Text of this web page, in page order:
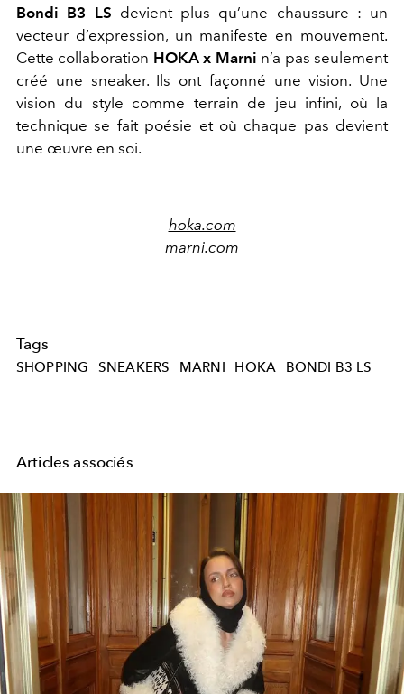
Bondi B3 LS devient plus qu’une chaussure : un
vecteur d’expression, un manifeste en mouvement.
Cette collaboration HOKA x Marni n’a pas seulement
créé une sneaker. Ils ont façonné une vision. Une
vision du style comme terrain de jeu infini, où la
technique se fait poésie et où chaque pas devient
une œuvre en soi.
hoka.com
marni.com
Tags
SHOPPING SNEAKERS MARNI HOKA BONDI B3 LS
Articles associés